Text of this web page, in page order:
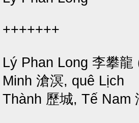
+++++++
Lý Phan Long 李攀
Minh 滄溟, quê Lịch
Thành 歷城, Tế Nam